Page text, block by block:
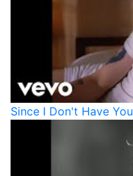
Since I Don't Have You